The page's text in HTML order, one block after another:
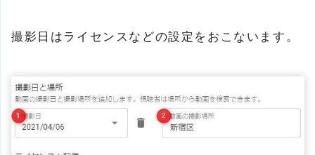
撮影日はライセンスなどの設定をおこないます。